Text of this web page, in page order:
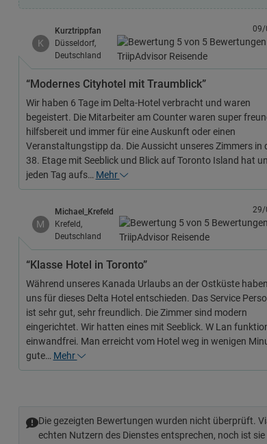
K
Kurztrippfan
Düsseldorf,
Deutschland
09/
“Modernes Cityhotel mit Traumblick”
Wir haben 6 Tage im Delta-Hotel verbracht und waren
begeistert. Die Mitarbeiter am Counter waren super
hilfsbereit und immer für eine Auskunft oder einen
Veranstaltungstipp da. Die Aussicht unseres Zimmers in
38. Etage mit Seeblick und Blick auf Toronto Island hat
jeden Tag aufs… Mehr
M
Michael_Krefeld
Krefeld,
Deutschland
29/
“Klasse Hotel in Toronto”
Während unseres Kanada Urlaubs an der Ostküste
uns für dieses Delta Hotel entschieden. Das Service
ist sehr gut, sehr freundlich. Die Zimmer sind modern
eingerichtet. Wir hatten eines mit Seeblick. W Lan
einwandfrei. Man erreicht vom Hotel weg in wenigen
gute… Mehr
Die gezeigten Bewertungen wurden nicht überprüft.
echten Nutzern des Dienstes entsprechen, noch ist